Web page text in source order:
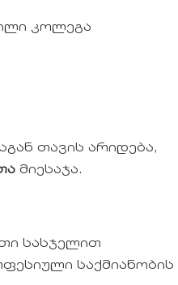
კოლეგა
თავის არიდება,
მიესაჯა.
სასჯელით
საქმიანობის